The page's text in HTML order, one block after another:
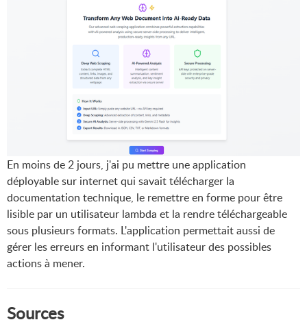
En moins de 2 jours, j'ai pu mettre une application
déployable sur internet qui savait télécharger la
documentation technique, le remettre en forme pour être
lisible par un utilisateur lambda et la rendre téléchargeable
sous plusieurs formats. L'application permettait aussi de
gérer les erreurs en informant l'utilisateur des possibles
actions à mener.
Sources